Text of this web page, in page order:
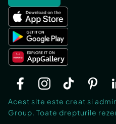
Acest site este creat si
Group. Toate drepturile